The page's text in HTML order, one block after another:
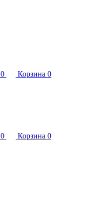
0 Корзина 0
0 Корзина 0